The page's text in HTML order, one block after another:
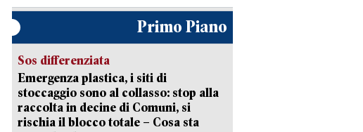
Primo Piano
Sos differenziata
Emergenza plastica, i siti di
stoccaggio sono al collasso: stop alla
raccolta in decine di Comuni, si
rischia il blocco totale – Cosa sta